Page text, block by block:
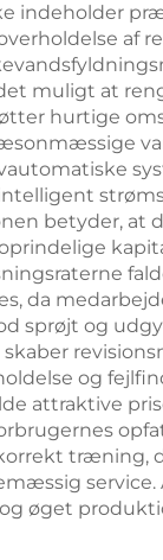
indeholder
af
muligt at
hurtige
betyder, at
da
sprøjt og
og
attraktive
træning,
service.
øget